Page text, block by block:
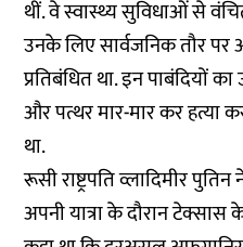
थीं. वे स्वास्थ्य सुविधाओं से
उनके लिए सार्वजनिक तौर पर
प्रतिबंधित था. इन पाबंदियों
और पत्थर मार-मार कर हत्या
था.
रूसी राष्ट्रपति व्लादिमीर
अपनी यात्रा के दौरान टेक्सास